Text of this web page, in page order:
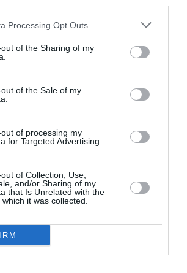
Processing Opt Outs
of the Sharing of my
of the Sale of my
of processing my
for Targeted Advertising.
of Collection, Use,
and/or Sharing of my
that Is Unrelated with the
it was collected.
FAIRE UN DON
Air Journal participez
à son
NOUS SOUTENIR